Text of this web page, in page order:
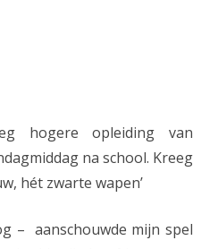
hogere opleiding van
na school. Kreeg
hét zwarte wapen’
– aanschouwde mijn spel